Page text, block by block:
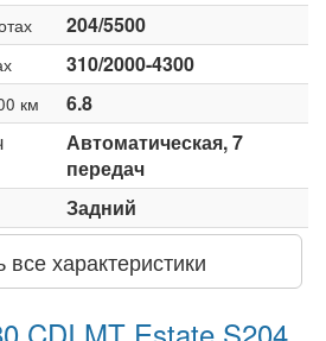
204/5500
310/2000-4300
км
6.8
Автоматическая, 7
передач
Задний
все характеристики
CDI MT Estate S204